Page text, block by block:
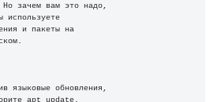
Но зачем вам это надо,
используете
и пакеты на
языковые обновления,
apt update.